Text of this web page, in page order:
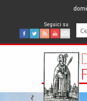
content
Facebook
Twitter
FeedYoutube
Mail